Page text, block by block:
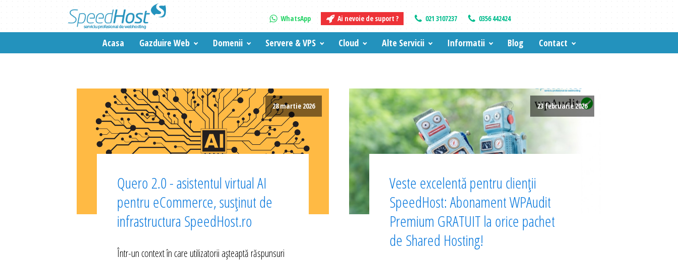
WhatsApp Ai nevoie de suport ? 021 3107237 0356 442424
Acasa Gazduire Web Domenii Servere & VPS Cloud Alte Servicii Informatii Blog Contact
28 martie 2026
Quero 2.0 - asistentul virtual AI
pentru eCommerce, susținut de
infrastructura SpeedHost.ro
Într-un context în care utilizatorii așteaptă răspunsuri
23 februarie 2026
Veste excelentă pentru clienții
SpeedHost: Abonament WPAudit
Premium GRATUIT la orice pachet
de Shared Hosting!